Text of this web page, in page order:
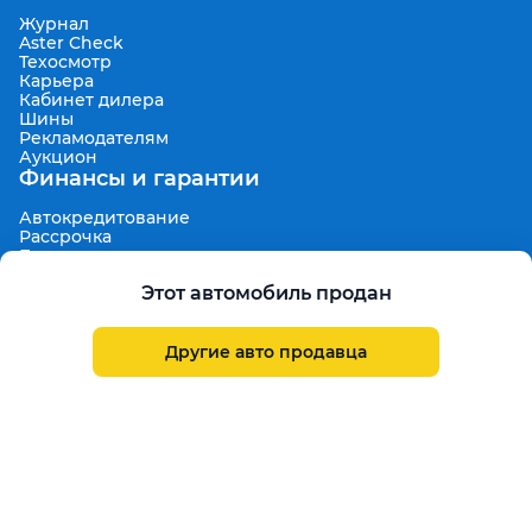
Этот автомобиль продан
Другие авто продавца
Журнал
Aster Check
Техосмотр
Карьера
Кабинет дилера
Шины
Рекламодателям
Аукцион
Финансы и гарантии
Автокредитование
Рассрочка
Безопасная покупка
Техническая гарантия 30 дней
Гарантированная цена выкупа
Поддержка